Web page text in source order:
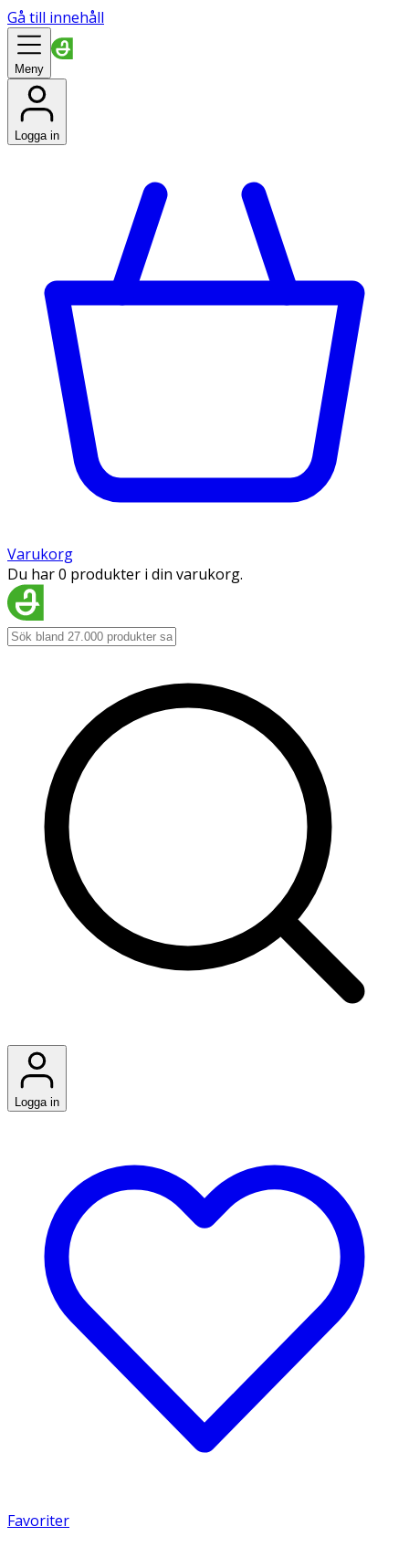
Gå till innehåll
Meny
Logga in
Varukorg
Du har 0 produkter i din varukorg.
Logga in
Favoriter